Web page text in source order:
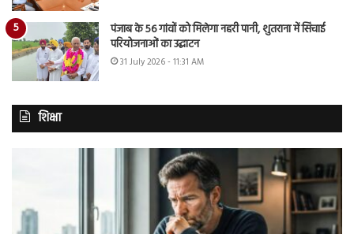
पंजाब के 56 गांवों को मिलेगा नहरी पानी, शुतराना में सिंचाई
परियोजनाओं का उद्घाटन
31 July 2026 - 11:31 AM
शिक्षा